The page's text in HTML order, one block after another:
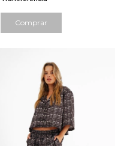
Comprar